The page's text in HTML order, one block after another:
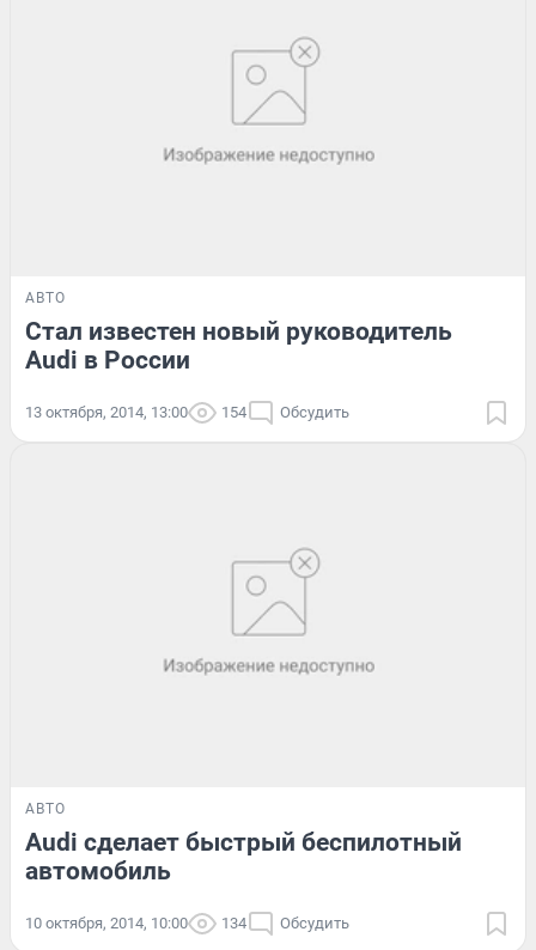
АВТО
Стал известен новый руководитель
Audi в России
13 октября, 2014, 13:00 154 Обсудить
АВТО
Audi сделает быстрый беспилотный
автомобиль
10 октября, 2014, 10:00 134 Обсудить